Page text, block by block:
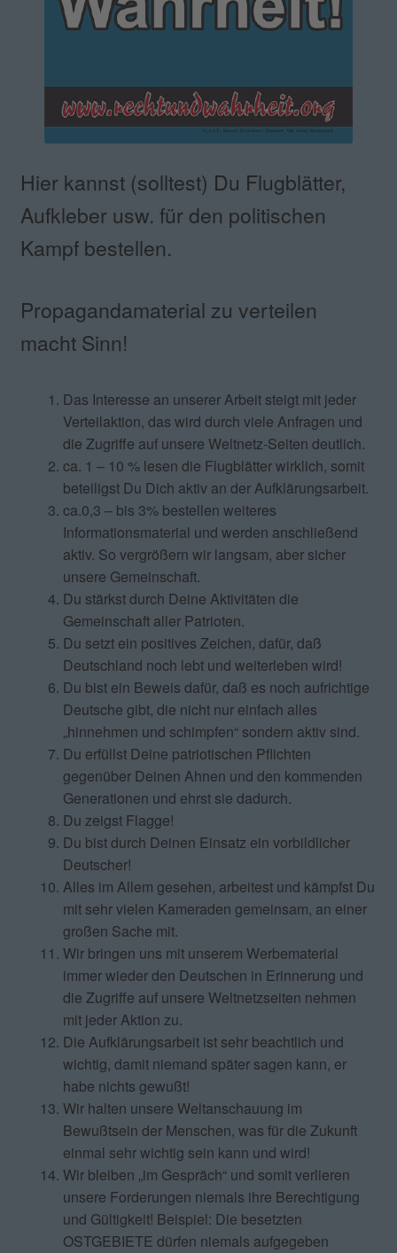
Hier kannst (solltest) Du Flugblätter,
Aufkleber usw. für den politischen
Kampf bestellen.
Propagandamaterial zu verteilen
macht Sinn!
Das Interesse an unserer Arbeit steigt mit jeder
Verteilaktion, das wird durch viele Anfragen und
die Zugriffe auf unsere Weltnetz-Seiten deutlich.
ca. 1 – 10 % lesen die Flugblätter wirklich, somit
beteiligst Du Dich aktiv an der Aufklärungsarbeit.
ca.0,3 – bis 3% bestellen weiteres
Informationsmaterial und werden anschließend
aktiv. So vergrößern wir langsam, aber sicher
unsere Gemeinschaft.
Du stärkst durch Deine Aktivitäten die
Gemeinschaft aller Patrioten.
Du setzt ein positives Zeichen, dafür, daß
Deutschland noch lebt und weiterleben wird!
Du bist ein Beweis dafür, daß es noch aufrichtige
Deutsche gibt, die nicht nur einfach alles
„hinnehmen und schimpfen“ sondern aktiv sind.
Du erfüllst Deine patriotischen Pflichten
gegenüber Deinen Ahnen und den kommenden
Generationen und ehrst sie dadurch.
Du zeigst Flagge!
Du bist durch Deinen Einsatz ein vorbildlicher
Deutscher!
Alles im Allem gesehen, arbeitest und kämpfst Du
mit sehr vielen Kameraden gemeinsam, an einer
großen Sache mit.
Wir bringen uns mit unserem Werbematerial
immer wieder den Deutschen in Erinnerung und
die Zugriffe auf unsere Weltnetzseiten nehmen
mit jeder Aktion zu.
Die Aufklärungsarbeit ist sehr beachtlich und
wichtig, damit niemand später sagen kann, er
habe nichts gewußt!
Wir halten unsere Weltanschauung im
Bewußtsein der Menschen, was für die Zukunft
einmal sehr wichtig sein kann und wird!
Wir bleiben „im Gespräch“ und somit verlieren
unsere Forderungen niemals ihre Berechtigung
und Gültigkeit! Beispiel: Die besetzten
OSTGEBIETE dürfen niemals aufgegeben